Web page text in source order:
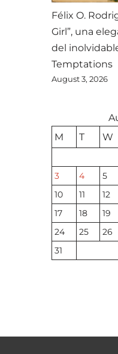
Félix O.
Girl”, una
del
Temptations
August 3, 2026
M
T W
3
4 5
10
11 12
17
18 19
24
25 26
31